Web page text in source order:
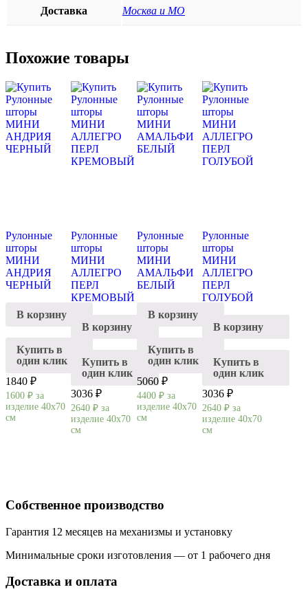
Доставка Москва и МО
Похожие товары
Рулонные
шторы
МИНИ
АНДРИЯ
ЧЕРНЫЙ
В корзину
Купить в
один клик
1840 ₽
1600 ₽ за
изделие 40х70
см
Рулонные
шторы
МИНИ
АЛЛЕГРО
ПЕРЛ
КРЕМОВЫЙ
В корзину
Купить в
один клик
3036 ₽
2640₽ за
изделие 40х70
см
Рулонные
шторы
МИНИ
АМАЛЬФИ
БЕЛЫЙ
В корзину
Купить в
один клик
5060 ₽
4400 ₽ за
изделие 40х70
см
Рулонные
шторы
МИНИ
АЛЛЕГРО
ПЕРЛ
ГОЛУБОЙ
В корзину
Купить в
один клик
3036 ₽
2640 ₽ за
изделие 40х70
см
Собственное производство
Гарантия 12 месяцев на механизмы и установку
Минимальные сроки изготовления — от 1 рабочего дня
Доставка и оплата